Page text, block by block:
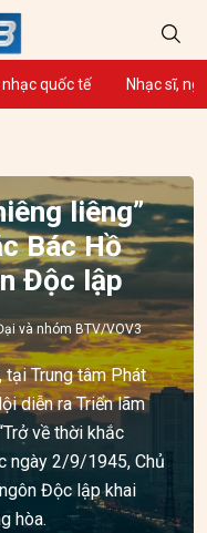
quốc tế Nhạc sĩ,
liêng”
Bác Hồ
Độc lập
và nhóm BTV/VOV3
Trung tâm Phát
diễn ra Triển lãm
về thời khắc
ngày 2/9/1945, Chủ
Độc lập khai
hòa.